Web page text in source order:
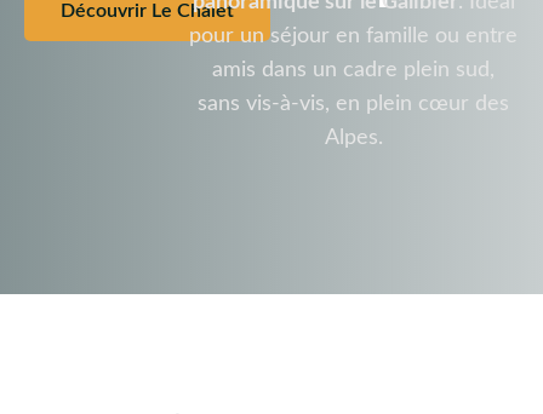
Découvrir Le Chalet
pour un séjour en famille ou entre
amis dans un cadre plein sud,
sans vis-à-vis, en plein cœur des
Alpes.